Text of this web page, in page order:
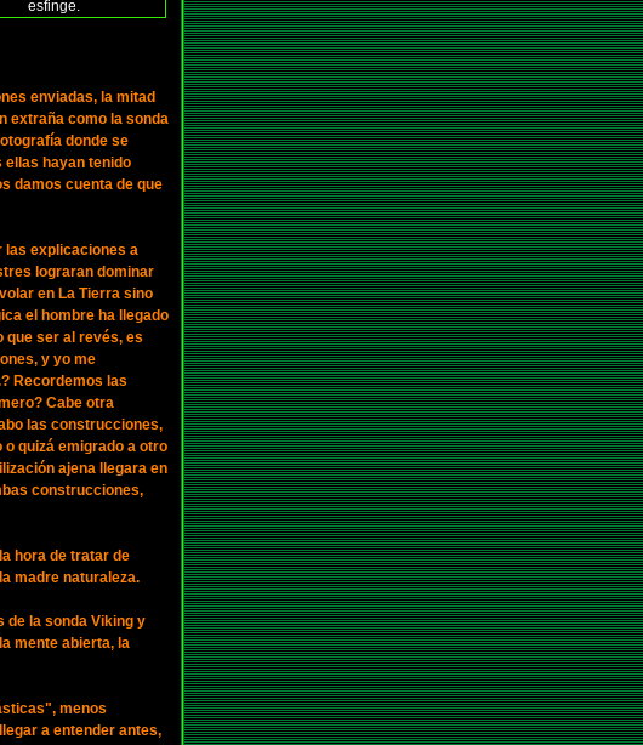
esfinge.
enviadas, la mitad
extraña como la sonda
donde se
ellas hayan tenido
damos cuenta de que
las explicaciones a
lograran dominar
en La Tierra sino
el hombre ha llegado
que ser al revés, es
y yo me
Recordemos las
Cabe otra
las construcciones,
quizá emigrado a otro
ajena llegara en
construcciones,
hora de tratar de
madre naturaleza.
de la sonda Viking y
mente abierta, la
menos
a entender antes,